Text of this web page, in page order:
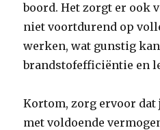
boord. Het zorgt er ook
niet voortdurend op
werken, wat gunstig
brandstofefficiëntie en
Kortom, zorg ervoor
met voldoende